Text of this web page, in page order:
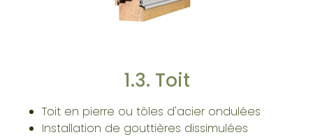
1.3. Toit
Toit en pierre ou tôles d'acier ondulées
Installation de gouttières dissimulées